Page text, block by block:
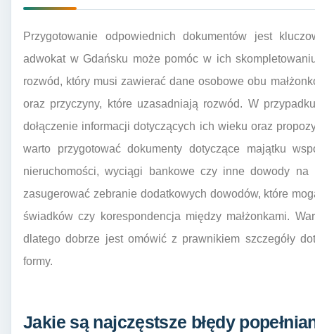
Przygotowanie odpowiednich dokumentów jest
adwokat w Gdańsku może pomóc w ich
rozwód, który musi zawierać dane osobowe obu
oraz przyczyny, które uzasadniają rozwód. W
dołączenie informacji dotyczących ich wieku oraz
warto przygotować dokumenty dotyczące majątku
nieruchomości, wyciągi bankowe czy inne dowody
zasugerować zebranie dodatkowych dowodów, które
świadków czy korespondencja między małżonkami.
dlatego dobrze jest omówić z prawnikiem szczegóły
formy.
Jakie są najczęstsze błędy